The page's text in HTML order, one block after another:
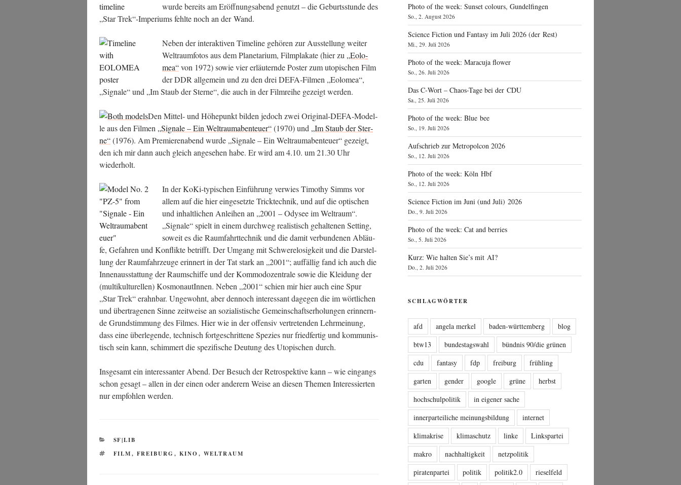
wur­de bereits am Eröff­nungs­abend genutzt – die Geburts­stun­de des
„Star Trek“-Imperiums fehl­te noch an der Wand.
Neben der inter­ak­ti­ven Time­line gehö­ren zur Aus­stel­lung wei­ter
Welt­raum­fo­tos aus dem Pla­ne­ta­ri­um, Film­pla­ka­te (hier zu „Eolo­
mea“von 1972) sowie vier erläu­tern­de Pos­ter zum uto­pi­schen Film
der DDR all­ge­mein und zu den drei DEFA-Fil­men „Eolo­mea“,
„Signa­le“ und „Im Staub der Ster­ne“, die auch in der Film­rei­he gezeigt werden.
Den Mit­tel- und Höhe­punkt bil­den jedoch zwei Ori­gi­nal-DEFA-Model­
le aus den Fil­men „Signa­le – Ein Welt­raum­aben­teu­er“(1970) und „Im Staub der Ster­
ne“(1976). Am Pre­mie­ren­abend wur­de „Signa­le – Ein Welt­raum­aben­teu­er“ gezeigt,
den ich mir dann auch gleich ange­se­hen habe. Er wird am 4.10. um 21.30 Uhr
wiederholt.
In der KoKi-typi­schen Ein­füh­rung ver­wies Timo­thy Simms vor
allem auf die hier ein­ge­setz­te Trick­tech­nik, und auf die opti­schen
und inhalt­li­chen Anlei­hen an „2001 – Ody­see im Welt­raum“.
„Signa­le“ spielt in einem durch­weg rea­lis­tisch gehal­te­nen Set­ting,
soweit es die Raum­fahrt­tech­nik und die damit ver­bun­de­nen Abläu­
fe, Gefah­ren und Kon­flik­te betrifft. Der Umgang mit Schwe­re­lo­sig­keit und die Dar­stel­
lung der Raum­fahr­zeu­ge erin­nert in der Tat stark an „2001“; auf­fäl­lig fand ich auch die
Innen­aus­stat­tung der Raum­schif­fe und der Kom­mo­do­zen­tra­le sowie die Klei­dung der
(mul­ti­kul­tu­rel­len) Kos­mo­nau­tIn­nen. Neben „2001“ schien mir hier auch eine Spur
„Star Trek“ erahn­bar. Unge­wohnt, aber den­noch inter­es­sant dage­gen die im wört­li­chen
und über­tra­ge­nen Sin­ne zeit­wei­se an sozia­lis­ti­sche Gemein­schafts­er­ho­lun­gen erin­nern­
de Grund­stim­mung des Fil­mes. Hier wie in der offen­siv ver­tre­ten­den Lehr­mei­nung,
dass eine über­le­gen­de, tech­nisch fort­ge­schrit­te­ne Spe­zi­es nur fried­fer­tig und kom­mu­nis­
tisch sein kann, schim­mert die spe­zi­fi­sche Deu­tung des Uto­pi­schen durch.
Ins­ge­samt ein inter­es­san­ter Abend. Der Besuch der Retro­spek­ti­ve kann – wie ein­gangs
schon gesagt – allen in der einen oder ande­rern Wei­se an die­sen The­men Inter­es­sier­ten
nur emp­foh­len werden.
KATEGORIEN
SF|LIB
SCHLAGWÖRTER
FILM, FREIBURG , KINO , WELTRAUM
Photo of the week: Sunset colours, Gundelfingen
So., 2. August 2026
Science Fiction und Fantasy im Juli 2026 (der Rest)
Mi., 29. Juli 2026
Photo of the week: Maracuja flower
So., 26. Juli 2026
Das C‑Wort – Chaos-Tage bei der CDU
Sa., 25. Juli 2026
Photo of the week: Blue bee
So., 19. Juli 2026
Aufschrieb zur Metropolcon 2026
So., 12. Juli 2026
Photo of the week: Köln Hbf
So., 12. Juli 2026
Science Fiction im Juni (und Juli) 2026
Do., 9. Juli 2026
Photo of the week: Cat and berries
So., 5. Juli 2026
Kurz: Wie halten Sie’s mit AI?
Do., 2. Juli 2026
SCHLAGWÖRTER
afd angela merkel baden-württemberg
blog
btw13
bundestagswahl
bündnis 90/die grünen
cdu
fantasy fdp freiburg
frühling
garten
gender google grüne
herbst
hochschulpolitik
in eigener sache
innerparteiliche meinungsbildung
internet
klimakrise
klimaschutz linke
Linkspartei
makro
nachhaltigkeit
netzpolitik
piratenpartei
politik politik2.0
rieselfeld